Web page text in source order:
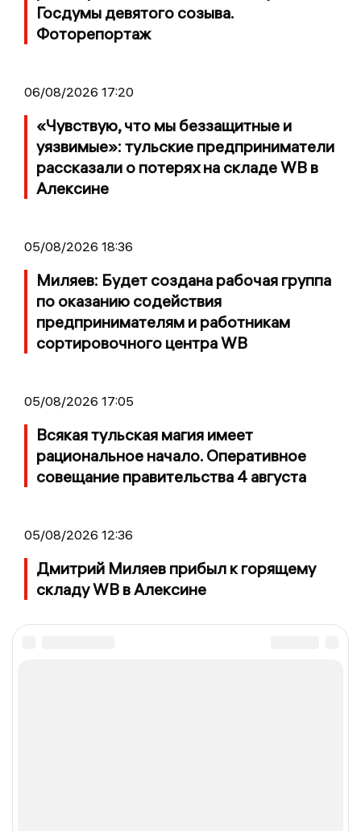
Госдумы девятого созыва.
Фоторепортаж
06/08/2026 17:20
«Чувствую, что мы беззащитные и
уязвимые»: тульские предприниматели
рассказали о потерях на складе WB в
Алексине
05/08/2026 18:36
Миляев: Будет создана рабочая группа
по оказанию содействия
предпринимателям и работникам
сортировочного центра WB
05/08/2026 17:05
Всякая тульская магия имеет
рациональное начало. Оперативное
совещание правительства 4 августа
05/08/2026 12:36
Дмитрий Миляев прибыл к горящему
складу WB в Алексине